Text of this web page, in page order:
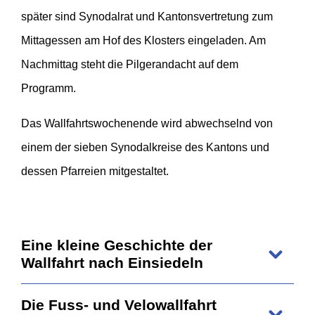
später sind Synodalrat und Kantonsvertretung zum
Mittagessen am Hof des Klosters eingeladen. Am
Nachmittag steht die Pilgerandacht auf dem
Programm.
Das Wallfahrtswochenende wird abwechselnd von
einem der sieben Synodalkreise des Kantons und
dessen Pfarreien mitgestaltet.
Eine kleine Geschichte der
Wallfahrt nach Einsiedeln
Die Fuss- und Velowallfahrt